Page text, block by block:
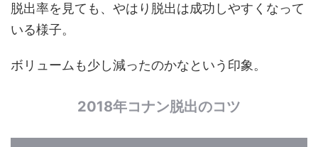
脱出率を見ても、やはり脱出は成功しやすくなって
いる様子。
ボリュームも少し減ったのかなという印象。
2018年コナン脱出のコツ